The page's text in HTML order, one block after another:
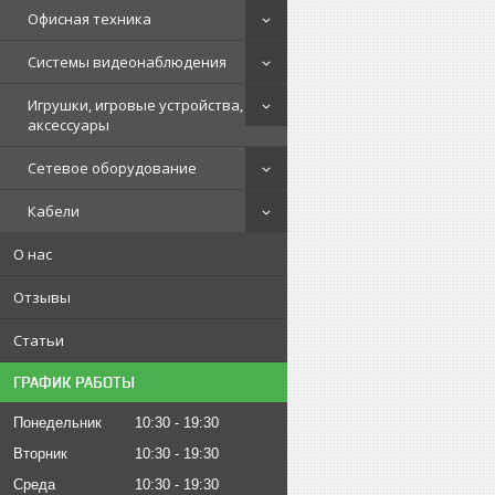
Офисная техника
Системы видеонаблюдения
Игрушки, игровые устройства,
аксессуары
Сетевое оборудование
Кабели
О нас
Отзывы
Статьи
ГРАФИК РАБОТЫ
Понедельник 10:30
19:30
Вторник
10:30
19:30
Среда
10:30 19:30